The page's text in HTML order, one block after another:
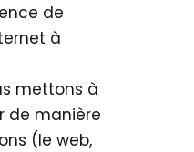
de
à
mettons à
de manière
(le web,